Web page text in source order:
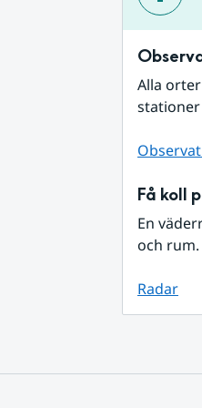
Alla
Få koll
En
och
Radar